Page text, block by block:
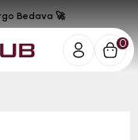
0
Bedava 🚀